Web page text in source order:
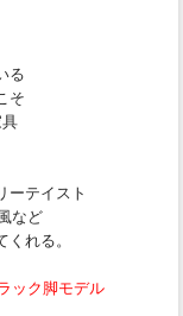
る
そ
ーテイスト
など
れる。
ック脚モデル